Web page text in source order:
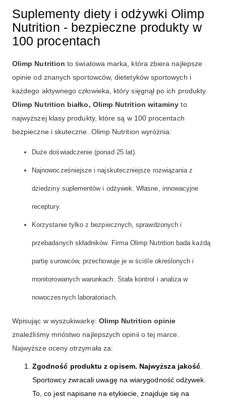
Suplementy diety i odżywki Olimp
Nutrition - bezpieczne produkty w
100 procentach
Olimp Nutrition to światowa marka, która zbiera najlepsze
opinie od znanych sportowców, dietetyków sportowych i
każdego aktywnego człowieka, który sięgnął po ich produkty.
Olimp Nutrition białko, Olimp Nutrition witaminy to
najwyższej klasy produkty, które są w 100 procentach
bezpieczne i skuteczne. Olimp Nutrition wyróżnia:
Duże doświadczenie (ponad 25 lat).
Najnowocześniejsze i najskuteczniejsze rozwiązania z
dziedziny suplementów i odżywek. Własne, innowacyjne
receptury.
Korzystanie tylko z bezpiecznych, sprawdzonych i
przebadanych składników. Firma Olimp Nutrition bada każdą
partię surowców, przechowuje je w ściśle określonych i
monitorowanych warunkach. Stała kontrol i analiza w
nowoczesnych laboratoriach.
Wpisując w wyszukiwarkę: Olimp Nutrition opinie
znaleźliśmy mnóstwo najlepszych opinii o tej marce.
Najwyższe oceny otrzymała za:
Zgodność produktu z opisem. Najwyższa jakość
Sportowcy zwracali uwagę na wiarygodność odżywek.
To, co jest napisane na etykiecie, znajduje się na